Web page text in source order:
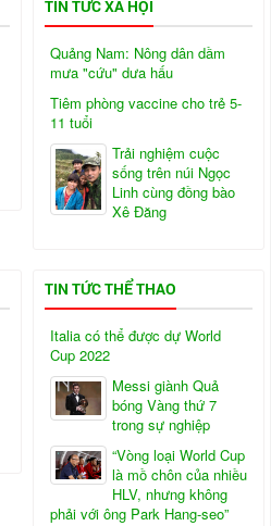
TIN TỨC XÃ HỘI
Quảng Nam: Nông dân dầm
mưa "cứu" dưa hấu
Tiêm phòng vaccine cho trẻ 5-
11 tuổi
Trải nghiệm cuộc
sống trên núi Ngọc
Linh cùng đồng bào
Xê Đăng
TIN TỨC THỂ THAO
Italia có thể được dự World
Cup 2022
Messi giành Quả
bóng Vàng thứ 7
trong sự nghiệp
“Vòng loại World Cup
là mồ chôn của nhiều
HLV, nhưng không
phải với ông Park Hang-seo”